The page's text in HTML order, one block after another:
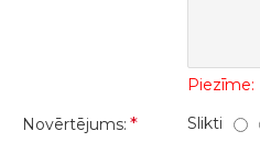
Piezīme:
Novērtējums:
Slikti